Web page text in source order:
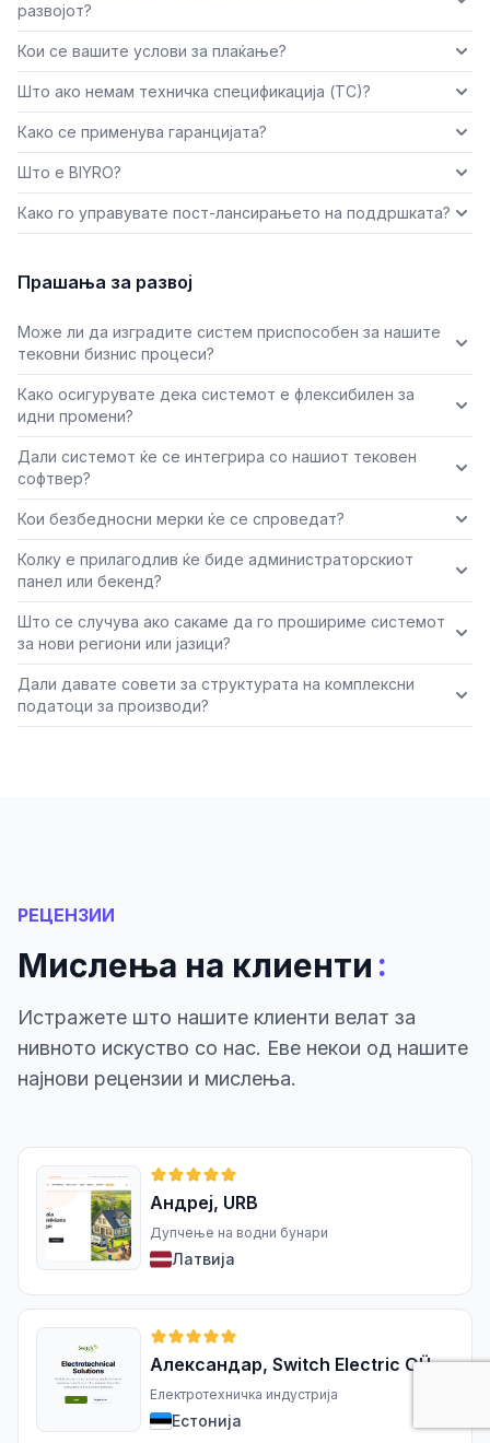
развојот?
Кои се вашите услови за плаќање?
Што ако немам техничка спецификација (ТС)?
Како се применува гаранцијата?
Што е BIYRO?
Како го управувате пост-лансирањето на поддршката?
Прашања за развој
Може ли да изградите систем приспособен за нашите
тековни бизнис процеси?
Како осигурувате дека системот е флексибилен за
идни промени?
Дали системот ќе се интегрира со нашиот тековен
софтвер?
Кои безбедносни мерки ќе се спроведат?
Колку е прилагодлив ќе биде администраторскиот
панел или бекенд?
Што се случува ако сакаме да го прошириме системот
за нови региони или јазици?
Дали давате совети за структурата на комплексни
податоци за производи?
РЕЦЕНЗИИ
Мислења на клиенти :
Истражете што нашите клиенти велат за
нивното искуство со нас. Еве некои од нашите
најнови рецензии и мислења.
Андреј, URB
Дупчење на водни бунари
Латвија
Александар, Switch Electric OÜ
Електротехничка индустрија
Естонија